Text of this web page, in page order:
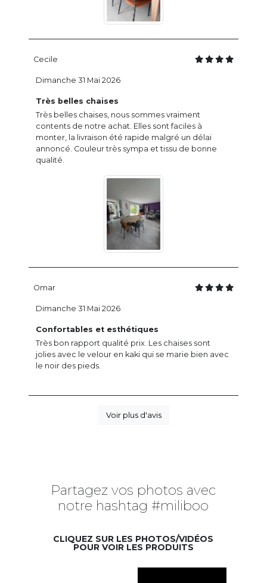
Cecile
Très belles chaises
Très belles chaises, nous sommes vraiment
contents de notre achat. Elles sont faciles à
monter, la livraison été rapide malgré un délai
annoncé. Couleur très sympa et tissu de bonne
qualité.
Dimanche 31 Mai 2026
Omar
Confortables et esthétiques
Très bon rapport qualité prix. Les chaises sont
jolies avec le velour en kaki qui se marie bien avec
le noir des pieds.
Dimanche 31 Mai 2026
Voir plus d'avis
Partagez vos photos avec
notre hashtag #miliboo
CLIQUEZ SUR LES PHOTOS/VIDÉOS
POUR VOIR LES PRODUITS